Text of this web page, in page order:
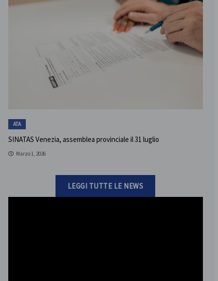
ATA
SINATAS Venezia, assemblea provinciale il 31 luglio
Marzo 1, 2026
LEGGI TUTTE LE NEWS